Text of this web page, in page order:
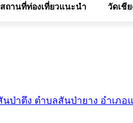
สถานที่ท่องเที่ยวแนะนำ วัดเชี